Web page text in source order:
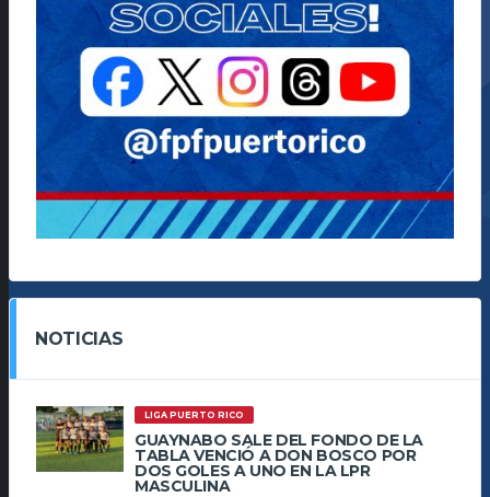
NOTICIAS
LIGA PUERTO RICO
GUAYNABO SALE DEL FONDO DE LA
TABLA VENCIÓ A DON BOSCO POR
DOS GOLES A UNO EN LA LPR
MASCULINA